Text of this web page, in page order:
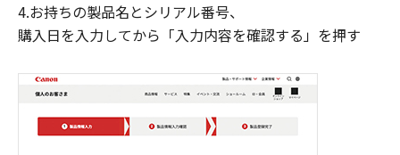
4.お持ちの製品名とシリアル番号、
購入日を入力してから「入力内容を確認する」を押す